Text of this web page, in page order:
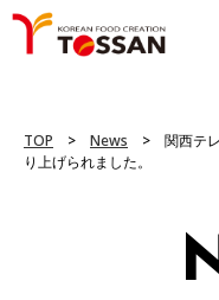
TOP > News > 関西テレ
り上げられました。